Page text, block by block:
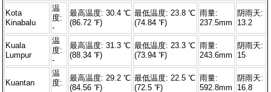
Kota
Kinabalu
温
度:
-
最高温度: 30.4 ℃
(86.72 ℉)
最低温度: 23.8 ℃
(74.84 ℉)
雨量:
237.5mm
阴雨天:
13.2
Kuala
Lumpur
温
度:
-
最高温度: 31.3 ℃
(88.34 ℉)
最低温度: 23.3 ℃
(73.94 ℉)
雨量:
243.6mm
阴雨天:
15
Kuantan
温
度:
最高温度: 29.2 ℃
(84.56 ℉)
最低温度: 22.5 ℃
(72.5 ℉)
雨量:
592.8mm
阴雨天:
16.8